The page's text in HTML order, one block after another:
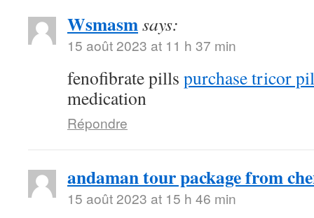
Wsmasmsays:
15 août 2023 at 11 h 37 min
fenofibrate pills purchase tricor
medication
Répondre
andaman tour package from
15 août 2023 at 15 h 46 min